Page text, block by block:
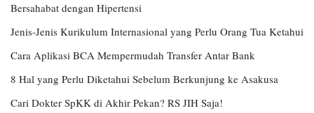
Bersahabat dengan Hipertensi
Jenis-Jenis Kurikulum Internasional yang Perlu Orang Tua Ketahui
Cara Aplikasi BCA Mempermudah Transfer Antar Bank
8 Hal yang Perlu Diketahui Sebelum Berkunjung ke Asakusa
Cari Dokter SpKK di Akhir Pekan? RS JIH Saja!